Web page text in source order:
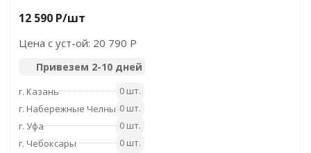
12 590 P/шт
Цена с уст-ой: 20 790 P
Привезем 2-10 дней
г. Казань
0 шт.
г. Набережные Челны 0 шт.
г. Уфа
0 шт.
г. Чебоксары
0 шт.